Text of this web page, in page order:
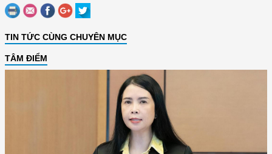
TIN TỨC CÙNG CHUYÊN MỤC
TÂM ĐIỂM